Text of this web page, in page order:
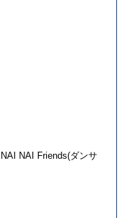
NAI Friends(ダンサ